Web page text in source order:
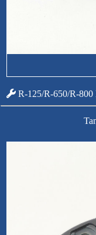
R-125/R-650/R-